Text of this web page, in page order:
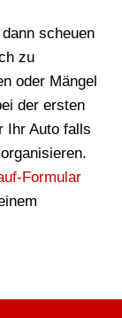
scheuen
zu
oder Mängel
der ersten
Ihr Auto falls
Formular